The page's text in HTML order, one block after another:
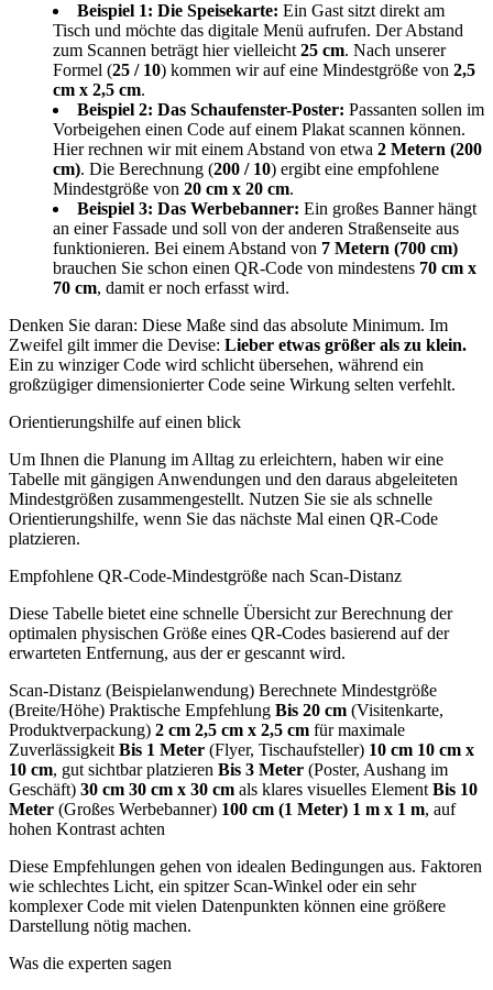
Beispiel 1: Die Speisekarte: Ein Gast sitzt direkt am
Tisch und möchte das digitale Menü aufrufen. Der Abstand
zum Scannen beträgt hier vielleicht 25 cm. Nach unserer
Formel (25 / 10) kommen wir auf eine Mindestgröße von 2,5
cm x 2,5 cm.
Beispiel 2: Das Schaufenster-Poster: Passanten sollen im
Vorbeigehen einen Code auf einem Plakat scannen können.
Hier rechnen wir mit einem Abstand von etwa 2 Metern (200
cm). Die Berechnung (200 / 10) ergibt eine empfohlene
Mindestgröße von 20 cm x 20 cm.
Beispiel 3: Das Werbebanner: Ein großes Banner hängt
an einer Fassade und soll von der anderen Straßenseite aus
funktionieren. Bei einem Abstand von 7 Metern (700 cm)
brauchen Sie schon einen QR-Code von mindestens 70 cm x
70 cm, damit er noch erfasst wird.
Denken Sie daran: Diese Maße sind das absolute Minimum. Im
Zweifel gilt immer die Devise: Lieber etwas größer als zu klein.
Ein zu winziger Code wird schlicht übersehen, während ein
großzügiger dimensionierter Code seine Wirkung selten verfehlt.
Orientierungshilfe auf einen blick
Um Ihnen die Planung im Alltag zu erleichtern, haben wir eine
Tabelle mit gängigen Anwendungen und den daraus abgeleiteten
Mindestgrößen zusammengestellt. Nutzen Sie sie als schnelle
Orientierungshilfe, wenn Sie das nächste Mal einen QR-Code
platzieren.
Empfohlene QR-Code-Mindestgröße nach Scan-Distanz
Diese Tabelle bietet eine schnelle Übersicht zur Berechnung der
optimalen physischen Größe eines QR-Codes basierend auf der
erwarteten Entfernung, aus der er gescannt wird.
Scan-Distanz (Beispielanwendung) Berechnete Mindestgröße
(Breite/Höhe) Praktische Empfehlung Bis 20 cm (Visitenkarte,
Produktverpackung) 2 cm 2,5 cm x 2,5 cm für maximale
Zuverlässigkeit Bis 1 Meter (Flyer, Tischaufsteller) 10 cm 10 cm x
10 cm, gut sichtbar platzieren Bis 3 Meter (Poster, Aushang im
Geschäft) 30 cm 30 cm x 30 cm als klares visuelles Element Bis 10
Meter (Großes Werbebanner) 100 cm (1 Meter) 1 m x 1 m, auf
hohen Kontrast achten
Diese Empfehlungen gehen von idealen Bedingungen aus. Faktoren
wie schlechtes Licht, ein spitzer Scan-Winkel oder ein sehr
komplexer Code mit vielen Datenpunkten können eine größere
Darstellung nötig machen.
Was die experten sagen